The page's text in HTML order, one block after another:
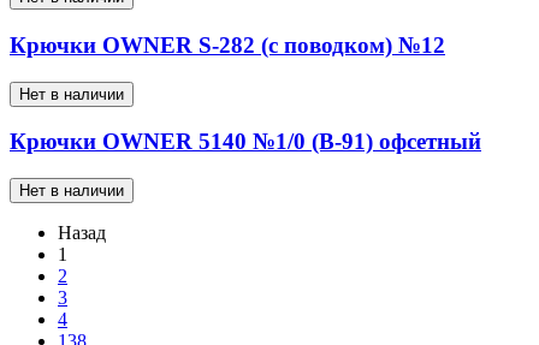
Крючки OWNER S-282 (с поводком) №12
Нет в наличии
Крючки OWNER 5140 №1/0 (B-91) офсетный
Нет в наличии
Назад
1
2
3
4